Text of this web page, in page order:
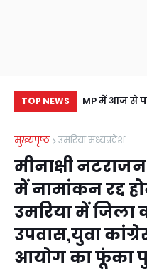
TOP NEWS
से
MP में आज से
योजनाओं के
मुख्यपृष्ठ उमरिया मध्यप्रदेश
मीनाक्षी
में नामांकन रद्द
उमरिया में जिला
उपवास,युवा
आयोग का फूंका